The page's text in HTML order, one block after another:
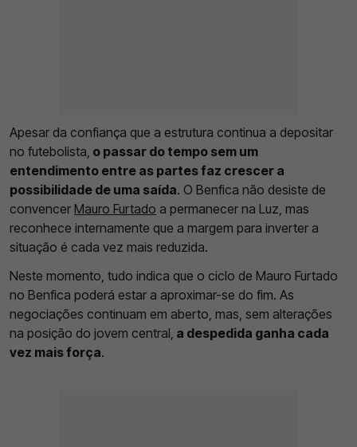
Apesar da confiança que a estrutura continua a depositar
no futebolista, o passar do tempo sem um
entendimento entre as partes faz crescer a
possibilidade de uma saída. O Benfica não desiste de
convencer Mauro Furtado a permanecer na Luz, mas
reconhece internamente que a margem para inverter a
situação é cada vez mais reduzida.
Neste momento, tudo indica que o ciclo de Mauro Furtado
no Benfica poderá estar a aproximar-se do fim. As
negociações continuam em aberto, mas, sem alterações
na posição do jovem central, a despedida ganha cada
vez mais força.